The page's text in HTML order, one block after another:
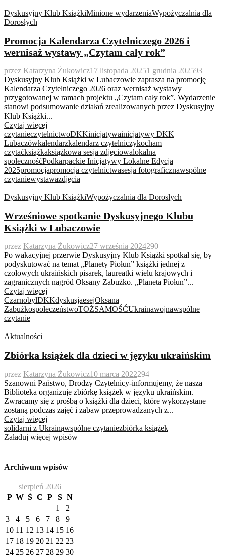
Dyskusyjny Klub KsiążkiMinione wydarzeniaWypożyczalnia dla
Dorosłych
Promocja Kalendarza Czytelniczego 2026 i
wernisaż wystawy „Czytam cały rok”
przez Katarzyna Żukowicz17 listopada 20251 grudnia 202593
Dyskusyjny Klub Książki w Lubaczowie zaprasza na promocję
Kalendarza Czytelniczego 2026 oraz wernisaż wystawy
przygotowanej w ramach projektu „Czytam cały rok”. Wydarzenie
stanowi podsumowanie działań zrealizowanych przez Dyskusyjny
Klub Książki...
Czytaj więcej
czytanieczytelnictwoDKKinicjatywainicjatywy DKK
Lubaczówkalendarzkalendarz czytelniczykocham
czytaćksiążkaksiążkowa sesja zdjęciowalokalna
społecznośćPodkarpackie Inicjatywy Lokalne Edycja
2025promocjapromocja czytelnictwasesja fotograficznawspólne
czytaniewystawazdjęcia
Dyskusyjny Klub KsiążkiWypożyczalnia dla Dorosłych
Wrześniowe spotkanie Dyskusyjnego Klubu
Książki w Lubaczowie
przez Katarzyna Żukowicz27 września 2024290
Po wakacyjnej przerwie Dyskusyjny Klub Książki spotkał się, by
podyskutować na temat „Planety Piołun” książki jednej z
czołowych ukraińskich pisarek, laureatki wielu krajowych i
zagranicznych nagród Oksany Zabużko. „Planeta Piołun”...
Czytaj więcej
CzarnobylDKKdyskusjaesejOksana
ZabużkospołeczeństwoTOŻSAMOŚĆUkrainawojnawspólne
czytanie
Aktualności
Zbiórka książek dla dzieci w języku ukraińskim
przez Katarzyna Żukowicz10 marca 2022294
Szanowni Państwo, Drodzy Czytelnicy-informujemy, że nasza
Biblioteka organizuje zbiórkę książek w języku ukraińskim.
Zwracamy się z prośbą o książki dla dzieci, które wykorzystane
zostaną podczas zajęć i zabaw przeprowadzanych z...
Czytaj więcej
solidarni z Ukrainąwspólne czytaniezbiórka książek
Załaduj więcej wpisów
Archiwum wpisów
sierpień 2026
P W Ś C P S N
1
2
3
4 5 6 7 8
9
10 11 12 13 14 15 16
17 18 19 20 21 22 23
24 25 26 27 28 29 30